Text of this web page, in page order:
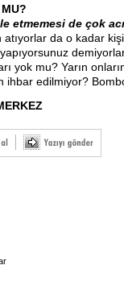
etmemesi de çok
da o kadar
yok mu? Yarın
ihbar edilmiyor?